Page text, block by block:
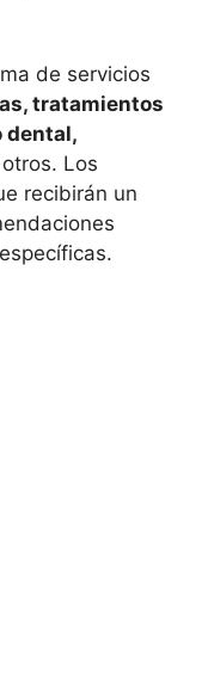
de servicios
tratamientos
dental,
Los
recibirán un